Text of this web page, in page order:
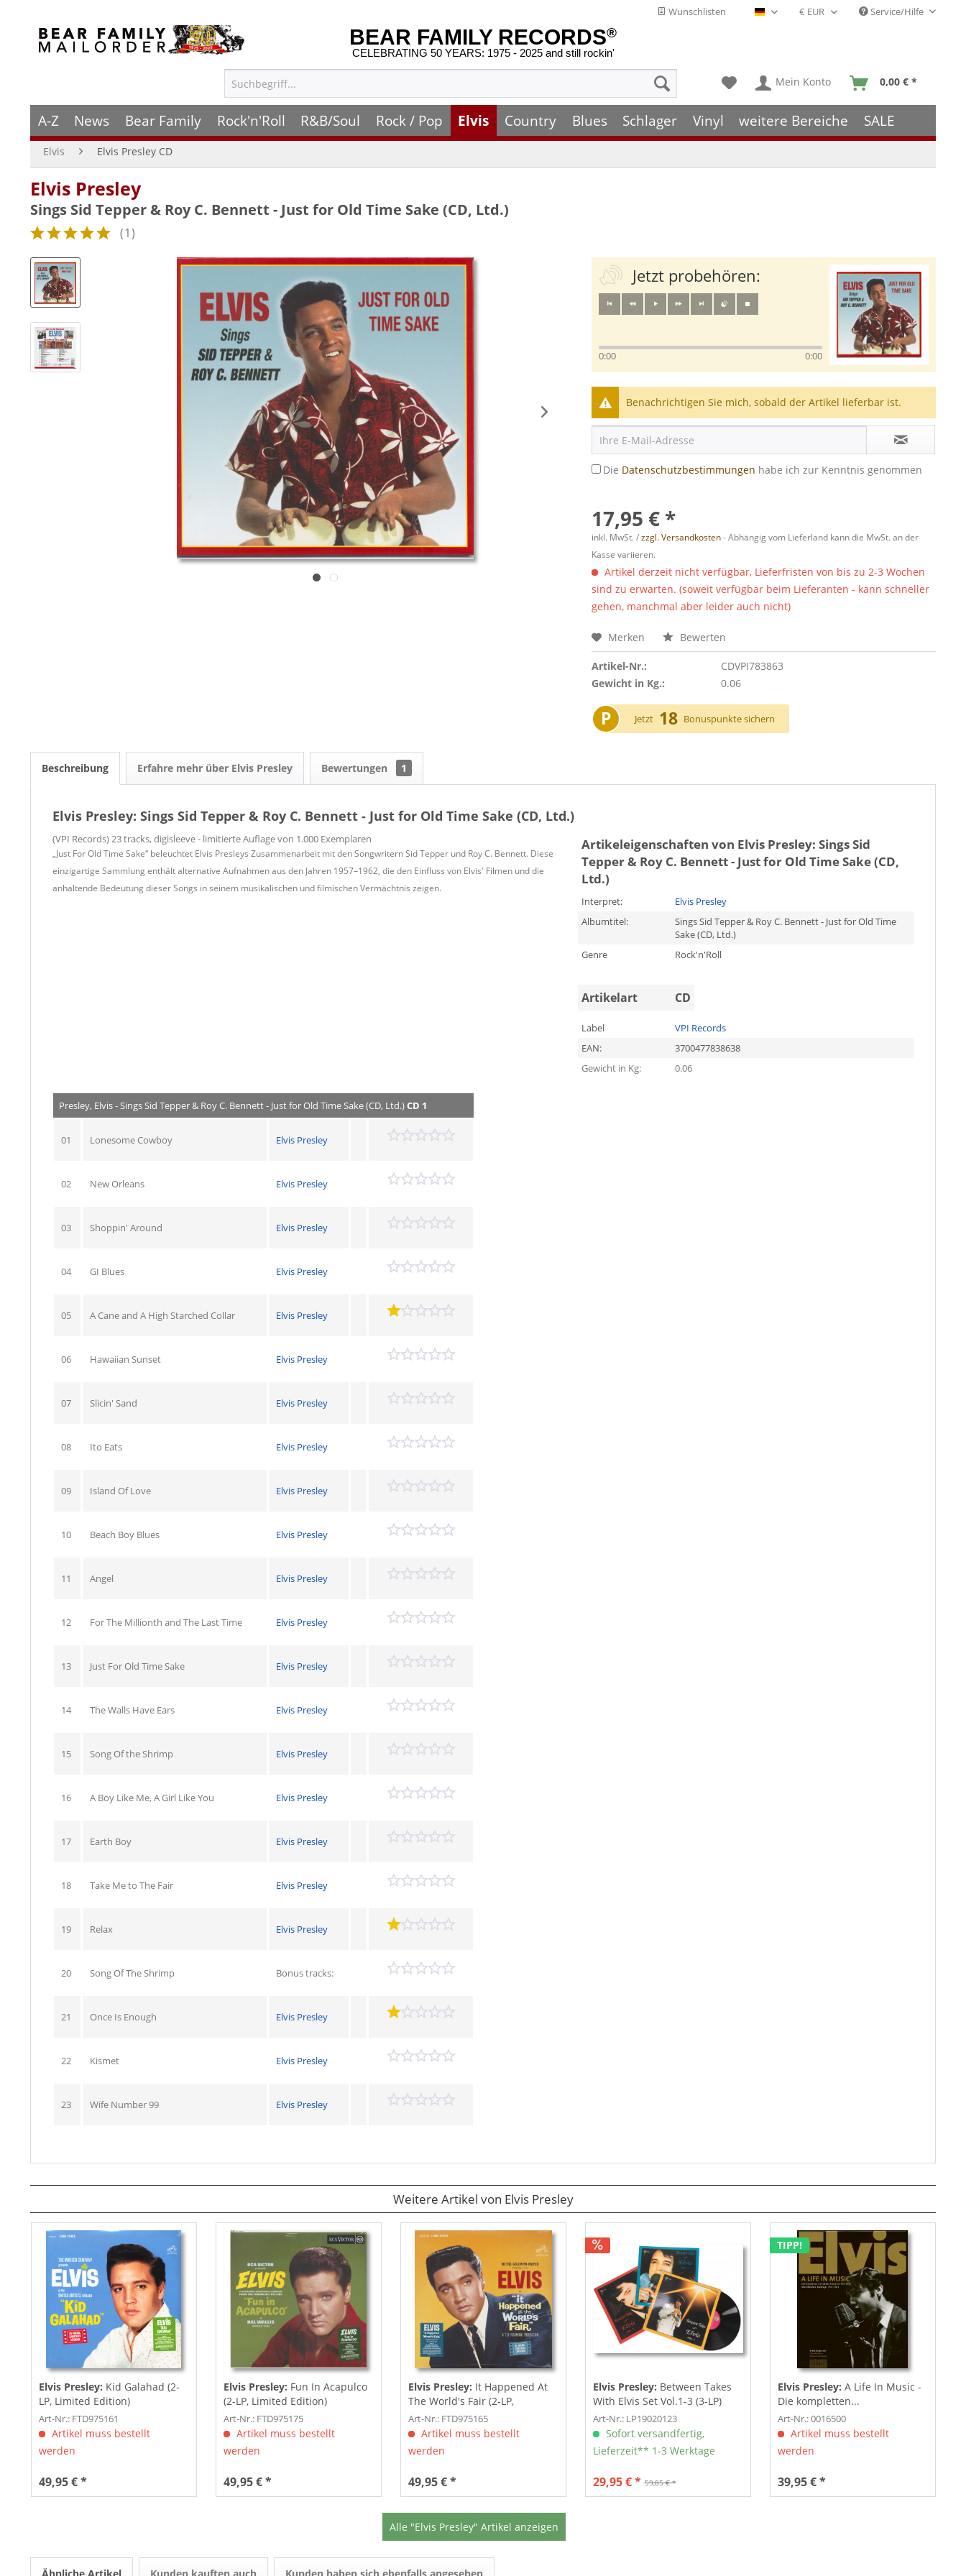
Wunschlisten Deutsch - DE Service/Hilfe
BEAR FAMILY RECORDS®
CELEBRATING 50 YEARS: 1975 - 2025 and still rockin'
Mein Konto 0,00 € *
A-Z News Bear Family Rock'n'Roll R&B/Soul Rock / Pop Elvis Country Blues Schlager Vinyl weitere Bereiche SALE
Elvis Elvis Presley CD
Elvis Presley
Sings Sid Tepper & Roy C. Bennett - Just for Old Time Sake (CD, Ltd.)
(1)
Jetzt probehören:
0:00 0:00
Benachrichtigen Sie mich, sobald der Artikel lieferbar ist.
Die Datenschutzbestimmungen habe ich zur Kenntnis genommen
17,95 € *
inkl. MwSt. /zzgl. Versandkosten- Abhängig vom Lieferland kann die MwSt. an der
Kasse variieren.
Artikel derzeit nicht verfügbar, Lieferfristen von bis zu 2-3 Wochen
sind zu erwarten. (soweit verfügbar beim Lieferanten - kann schneller
gehen, manchmal aber leider auch nicht)
Merken Bewerten
Artikel-Nr.:
CDVPI783863
Gewicht in Kg.:
0.06
P Jetzt 18 Bonuspunkte sichern
Beschreibung Erfahre mehr über Elvis Presley Bewertungen 1
Elvis Presley: Sings Sid Tepper & Roy C. Bennett - Just for Old Time Sake (CD, Ltd.)
(VPI Records) 23 tracks, digisleeve - limitierte Auflage von 1.000 Exemplaren
„Just For Old Time Sake“ beleuchtet Elvis Presleys Zusammenarbeit mit den Songwritern Sid Tepper und Roy C. Bennett. Diese
einzigartige Sammlung enthält alternative Aufnahmen aus den Jahren 1957–1962, die den Einfluss von Elvis' Filmen und die
anhaltende Bedeutung dieser Songs in seinem musikalischen und filmischen Vermächtnis zeigen.
Artikeleigenschaften von Elvis Presley: Sings Sid
Tepper & Roy C. Bennett - Just for Old Time Sake (CD,
Ltd.)
Interpret:
Elvis Presley
Albumtitel:
Sings Sid Tepper & Roy C. Bennett - Just for Old Time
Sake (CD, Ltd.)
Genre
Rock'n'Roll
Artikelart CD
Label
VPI Records
EAN:
3700477838638
Gewicht in Kg:
0.06
Presley, Elvis - Sings Sid Tepper & Roy C. Bennett - Just for Old Time Sake (CD, Ltd.)CD 1
01 Lonesome Cowboy Elvis Presley
02 New Orleans Elvis Presley
03 Shoppin' Around Elvis Presley
04 GI Blues Elvis Presley
05 A Cane and A High Starched Collar Elvis Presley
06 Hawaiian Sunset Elvis Presley
07 Slicin' Sand Elvis Presley
08 Ito Eats Elvis Presley
09 Island Of Love Elvis Presley
10 Beach Boy Blues Elvis Presley
11 Angel Elvis Presley
12 For The Millionth and The Last Time Elvis Presley
13 Just For Old Time Sake Elvis Presley
14 The Walls Have Ears Elvis Presley
15 Song Of the Shrimp Elvis Presley
16 A Boy Like Me, A Girl Like You Elvis Presley
17 Earth Boy Elvis Presley
18 Take Me to The Fair Elvis Presley
19 Relax Elvis Presley
20 Song Of The Shrimp Bonus tracks:
21 Once Is Enough Elvis Presley
22 Kismet Elvis Presley
23 Wife Number 99 Elvis Presley
Weitere Artikel von Elvis Presley
Elvis Presley: Kid Galahad (2-
LP, Limited Edition)
Art-Nr.: FTD975161
Artikel muss bestellt
werden
49,95 € *
Elvis Presley: Fun In Acapulco
(2-LP, Limited Edition)
Art-Nr.: FTD975175
Artikel muss bestellt
werden
49,95 € *
Elvis Presley: It Happened At
The World's Fair (2-LP,
Limited...
Art-Nr.: FTD975165
Artikel muss bestellt
werden
49,95 € *
Elvis Presley: Between Takes
With Elvis Set Vol.1-3 (3-LP)
Art-Nr.: LP19020123
Sofort versandfertig,
Lieferzeit** 1-3 Werktage
59,85 € *
29,95 € *
TIPP!
Elvis Presley: A Life In Music -
Die kompletten...
Art-Nr.: 0016500
Artikel muss bestellt
werden
39,95 € *
Alle "Elvis Presley" Artikel anzeigen